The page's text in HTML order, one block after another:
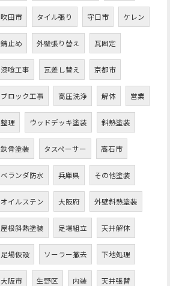
吹田市 タイル張り 守口市 ケレン
錆止め 外壁張り替え 瓦固定
漆喰工事 瓦差し替え 京都市
ブロック工事 高圧洗浄 解体 営業
整理 ウッドデッキ塗装 斜熱塗装
鉄骨塗装 タスペーサー 高石市
ベランダ防水 兵庫県 その他塗装
オイルステン 大阪府 外壁斜熱塗装
屋根斜熱塗装 足場組立 天井解体
足場仮設 ソーラー撤去 下地処理
大阪市 生野区 内装 天井張替